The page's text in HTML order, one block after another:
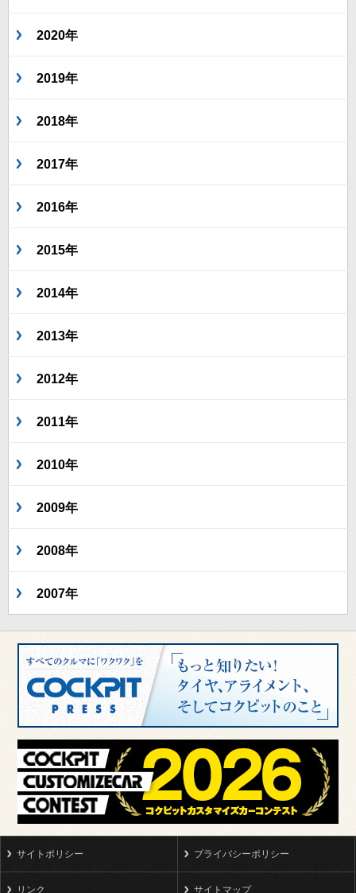
2020年
2019年
2018年
2017年
2016年
2015年
2014年
2013年
2012年
2011年
2010年
2009年
2008年
2007年
サイトポリシー プライバシーポリシー
リンク サイトマップ